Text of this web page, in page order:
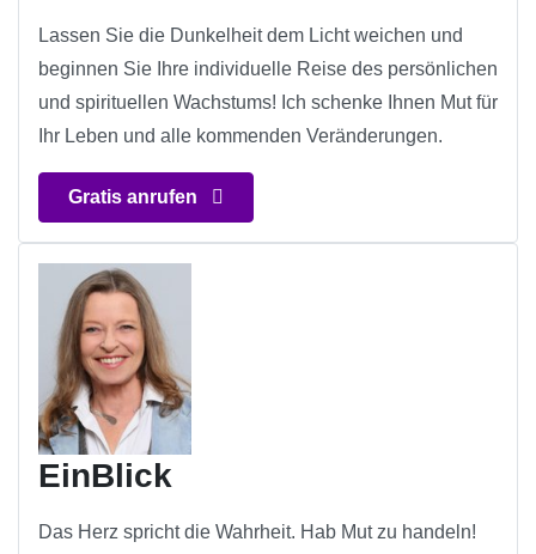
Lassen Sie die Dunkelheit dem Licht weichen und
beginnen Sie Ihre individuelle Reise des persönlichen
und spirituellen Wachstums! Ich schenke Ihnen Mut für
Ihr Leben und alle kommenden Veränderungen.
Gratis anrufen
EinBlick
Das Herz spricht die Wahrheit. Hab Mut zu handeln!